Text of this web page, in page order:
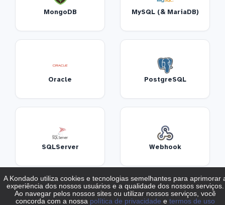
MongoDB MySQL (& MariaDB)
Oracle PostgreSQL
SQLServer Webhook
PRODUTIVIDADE E COLABORAÇÃO